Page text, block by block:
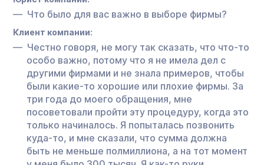
Что было для вас важно в выборе фирмы?
Клиент компании:
Честно говоря, не могу так сказать, что что-то
особо важно, потому что я не имела дел с
другими фирмами и не знала примеров, чтобы
были какие-то хорошие или плохие фирмы. За
три года до моего обращения, мне
посоветовали пройти эту процедуру, когда это
только начиналось. Я попыталась позвонить
куда-то, и мне сказали, что сумма должна
быть не меньше полмиллиона, а на тот момент